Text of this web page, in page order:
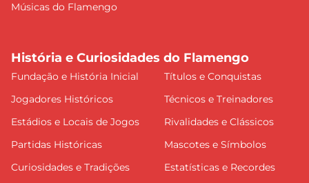
Músicas do Flamengo
História e Curiosidades do Flamengo
Fundação e História Inicial
Títulos e Conquistas
Jogadores Históricos
Técnicos e Treinadores
Estádios e Locais de Jogos
Rivalidades e Clássicos
Partidas Históricas
Mascotes e Símbolos
Curiosidades e Tradições
Estatísticas e Recordes